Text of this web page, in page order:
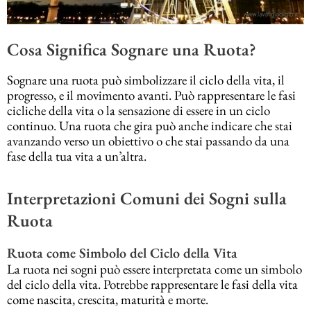
Cosa Significa Sognare una Ruota?
Sognare una ruota può simbolizzare il ciclo della vita, il
progresso, e il movimento avanti. Può rappresentare le fasi
cicliche della vita o la sensazione di essere in un ciclo
continuo. Una ruota che gira può anche indicare che stai
avanzando verso un obiettivo o che stai passando da una
fase della tua vita a un’altra.
Interpretazioni Comuni dei Sogni sulla
Ruota
Ruota come Simbolo del Ciclo della Vita
La ruota nei sogni può essere interpretata come un simbolo
del ciclo della vita. Potrebbe rappresentare le fasi della vita
come nascita, crescita, maturità e morte.